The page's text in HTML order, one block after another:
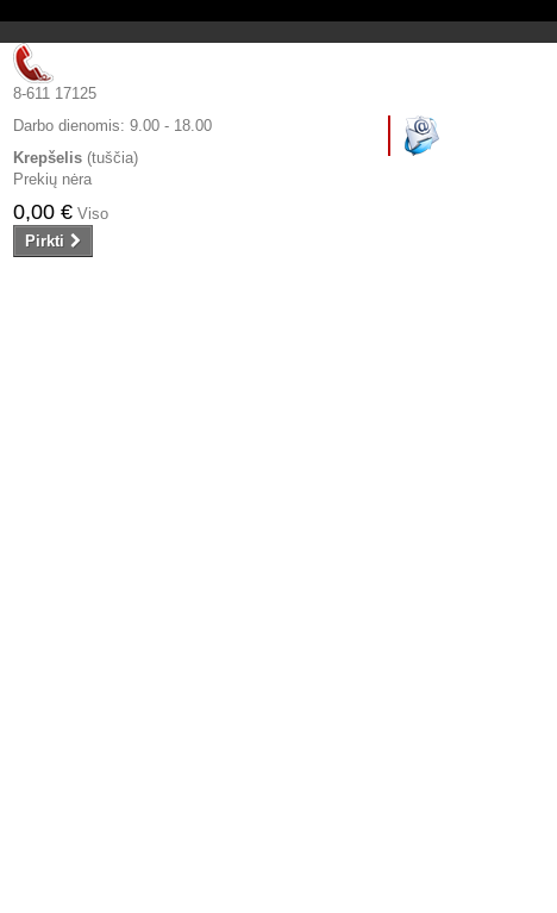
8-611 17125
Darbo dienomis:9.00 - 18.00
Krepšelis (tuščia)
Prekių nėra
0,00 € Viso
Pirkti